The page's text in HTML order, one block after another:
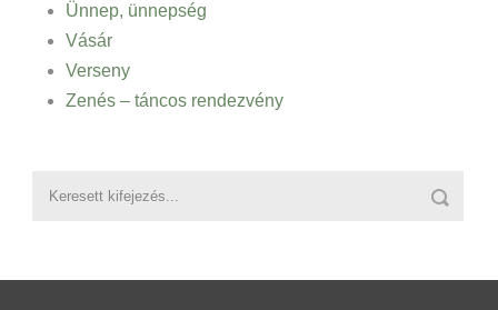
Ünnep, ünnepség
Vásár
Verseny
Zenés – táncos rendezvény